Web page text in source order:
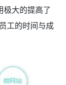
极大的提高了
工的时间与成